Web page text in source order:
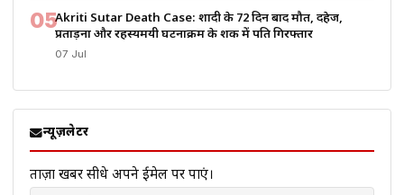
05Akriti Sutar Death Case: शादी के 72 दिन बाद मौत, दहेज,
प्रताड़ना और रहस्यमयी घटनाक्रम के शक में पति गिरफ्तार
07 Jul
न्यूज़लेटर
ताज़ा खबरें सीधे अपने ईमेल पर पाएं।